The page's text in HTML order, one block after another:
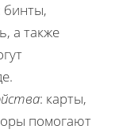
бинты,
а также
: карты,
помогают